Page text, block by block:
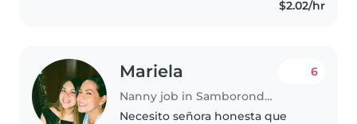
$2.02/hr
Mariela
Nanny job in Samborondón
6
Necesito señora honesta que